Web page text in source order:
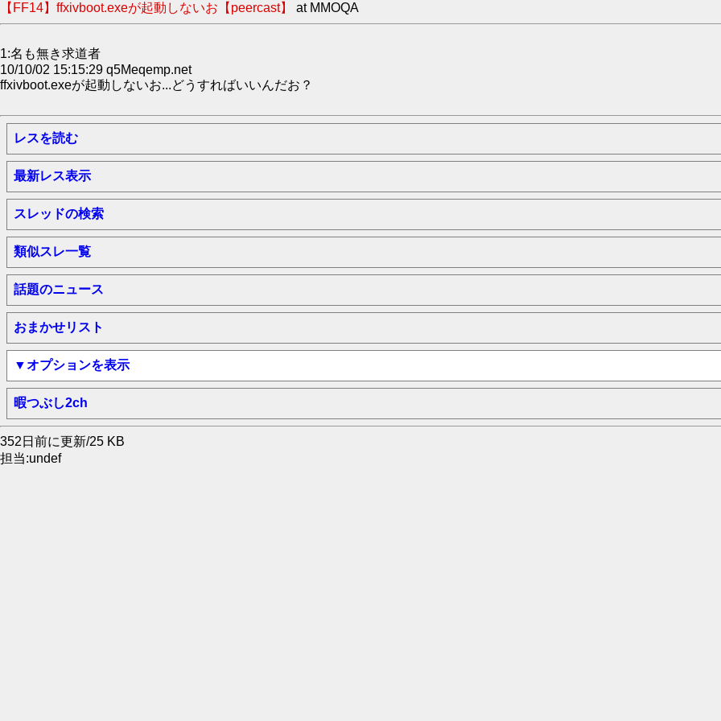
【FF14】ffxivboot.exeが起動しないお【peercast】 at MMOQA
1:名も無き求道者
10/10/02 15:15:29 q5Meqemp.net
ffxivboot.exeが起動しないお...どうすればいいんだお？
レスを読む
最新レス表示
スレッドの検索
類似スレ一覧
話題のニュース
おまかせリスト
▼オプションを表示
暇つぶし2ch
352日前に更新/25 KB
担当:undef